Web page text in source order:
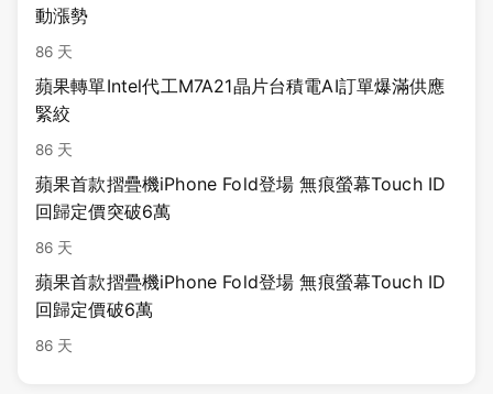
動漲勢
86 天
蘋果轉單Intel代工M7A21晶片台積電AI訂單爆滿供應
緊絞
86 天
蘋果首款摺疊機iPhone Fold登場 無痕螢幕Touch ID
回歸定價突破6萬
86 天
蘋果首款摺疊機iPhone Fold登場 無痕螢幕Touch ID
回歸定價破6萬
86 天